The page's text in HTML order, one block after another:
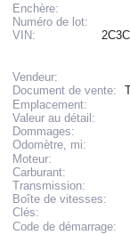
Enchère:
Numéro de lot:
VIN:
Vendeur:
Document de vente:
Emplacement:
Valeur au détail:
Dommages:
Odomètre, mi:
Moteur:
Carburant:
Transmission:
Boîte de vitesses:
Clés:
Code de démarrage: